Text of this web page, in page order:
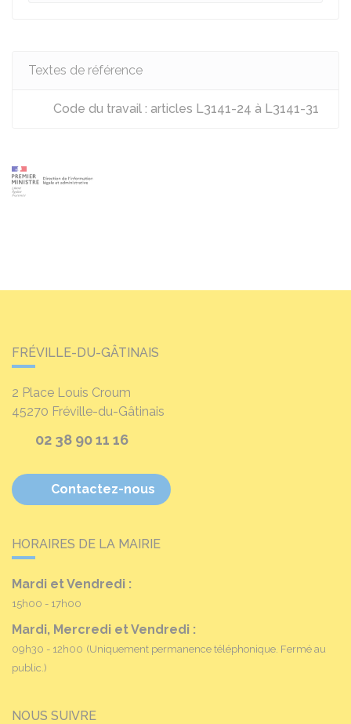
Textes de référence
Code du travail : articles L3141-24 à L3141-31
FRÉVILLE-DU-GÂTINAIS
2 Place Louis Croum
45270 Fréville-du-Gâtinais
02 38 90 11 16
Contactez-nous
HORAIRES DE LA MAIRIE
Mardi et Vendredi :
15h00 - 17h00
Mardi, Mercredi et Vendredi :
09h30 - 12h00 (Uniquement permanence téléphonique. Fermé au
public.)
NOUS SUIVRE